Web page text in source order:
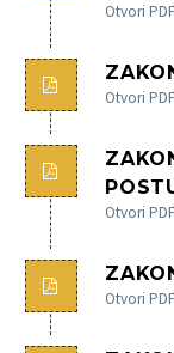
Otvori
Otvori
Otvori
Otvori